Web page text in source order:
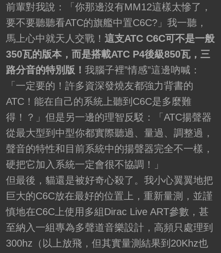
前輩對我說：「你那邊沒有MM12這樣太慘了，
要不要聽聽看ATC的旗艦中置C6C?」我一聽，
馬上心中就天人交戰！ 這支ATC C6C可不是一般
350瓦的版本，而是搭載ATC P4後級850瓦，三
路分音的特別版！ 我腦子裡”情感”這邊吶喊：
「一定要的！許多資深發燒友都強力背書的
ATC！能在自己的系統上聽到C6C是多麼難
得！？」但是另一邊的理智反駁：「ATC揚聲器
從最大型到中型你都實際聽過、量過、調整過，
聲音的特性和目前系統中的揚聲器完全不一樣，
硬把它加入系統一定會很不協調！」
但最後，貓還是被好奇心殺了。我小心翼翼地把
巨大的C6C放在最好的位置上，重新量測，並謹
慎地在C6C上使用多組Dirac Live ART參數，甚
至納入一組專為多聲道音樂設計，高頻只處理到
300hz（以上放飛，但其實量測結果到20Khz也